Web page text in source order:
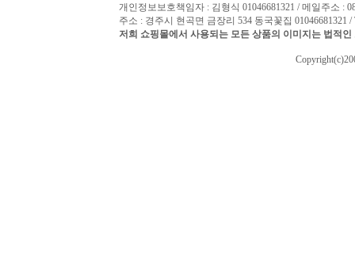
개인정보보호책임자 : 김형식 01046681321 / 메일주소 :
주소 : 경주시 현곡면 금장리 534 동국꽃집 01046681321
저희 쇼핑몰에서 사용되는 모든 상품의 이미지는 법적